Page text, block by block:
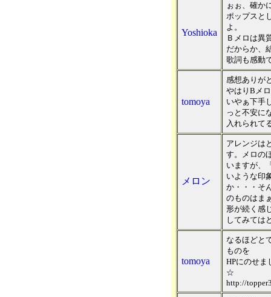
Yoshioka
ぉぉ、確か
ポップスと
よ。
Ｂメロは異
だからか、
歌詞も感動
tomoya
感想ありが
やはりBメ
いやぁ下手
っと不安に
入れられて
メロン
アレンジは
す。メロの
いますが、
いような印
か・・・そ
のものはま
形が続く感
してみては
tomoya
なるほどと
ものを
HPにのせま
☆
http://